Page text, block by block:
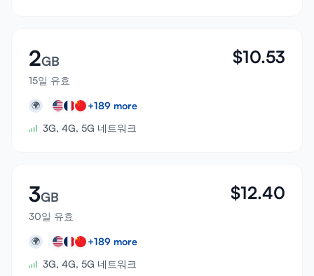
2GB
15일 유효
$10.53
🌍 +189 more
3G, 4G, 5G 네트워크
3GB
30일 유효
$12.40
🌍 +189 more
3G, 4G, 5G 네트워크